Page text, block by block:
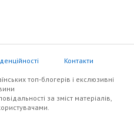
Контакти
топ-блогерів i екслюзивнi
за зміст матеріалів,